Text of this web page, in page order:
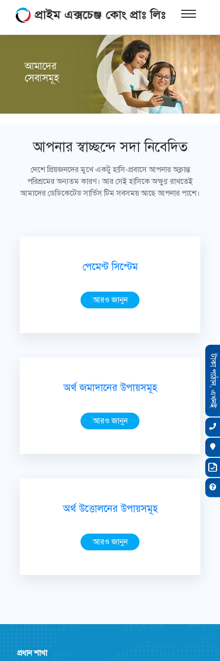
আপনার স্বাচ্ছন্দে সদা নিবেদিত
দেশে প্রিয়জনদের মুখে একটু হাসি-প্রবাসে আপনার অক্লান্ত
পরিশ্রমের অন্যতম কারণ। আর সেই হাসিকে অক্ষুণ্ণ রাখতেই
আমাদের ডেডিকেটেড সার্ভিস টিম সবসময় আছে আপনার পাশে।
পেমেন্ট সিস্টেম
আরও জানুন
অর্থ জমাদানের উপায়সমূহ
আরও জানুন
অর্থ উত্তোলনের উপায়সমূহ
আরও জানুন
প্রধান শাখা
টাকা পাঠান, এখনই